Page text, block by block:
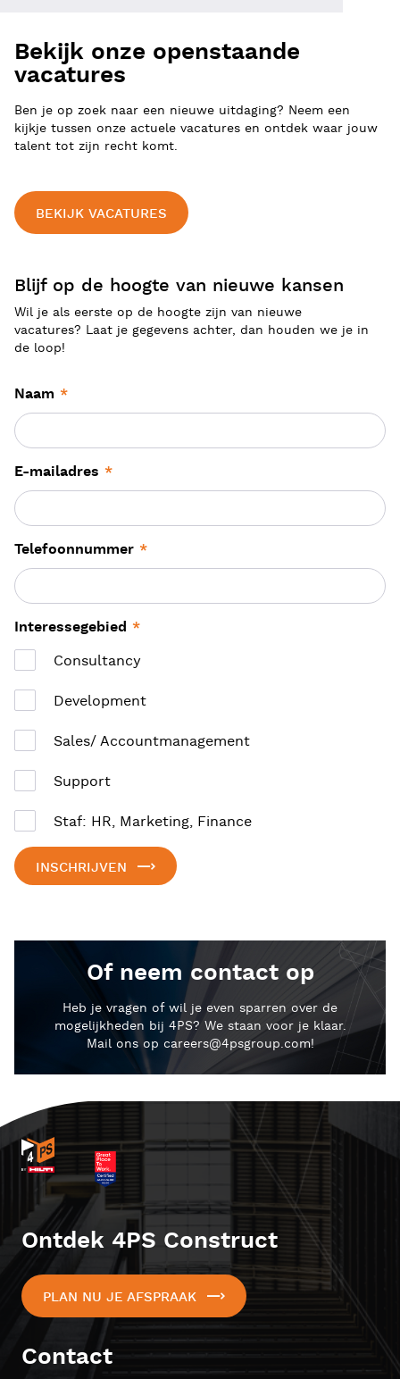
Bekijk onze openstaande
vacatures
Ben je op zoek naar een nieuwe uitdaging? Neem een
kijkje tussen onze actuele vacatures en ontdek waar jouw
talent tot zijn recht komt.
BEKIJK VACATURES
Blijf op de hoogte van nieuwe kansen
Wil je als eerste op de hoogte zijn van nieuwe
vacatures? Laat je gegevens achter, dan houden we je in
de loop!
Naam *
E-mailadres *
Telefoonnummer *
Interessegebied *
Consultancy
Development
Sales/ Accountmanagement
Support
Staf: HR, Marketing, Finance
INSCHRIJVEN
Of neem contact op
Heb je vragen of wil je even sparren over de
mogelijkheden bij 4PS? We staan voor je klaar.
Mail ons op careers@4psgroup.com!
Ontdek 4PS Construct
PLAN NU JE AFSPRAAK
Contact